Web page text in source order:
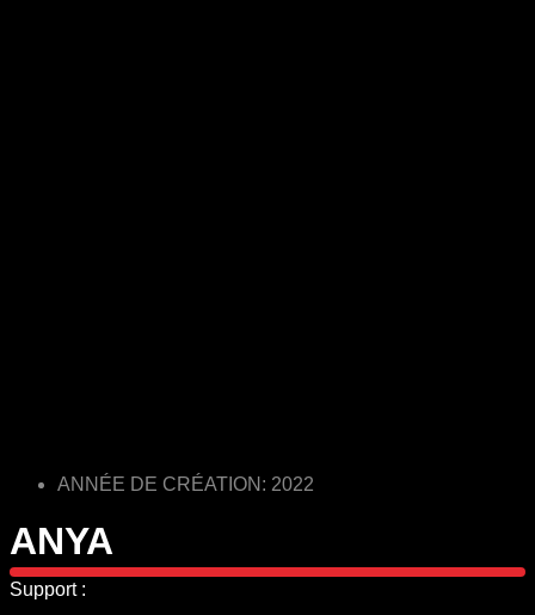
ANNÉE DE CRÉATION: 2022
ANYA
Support :